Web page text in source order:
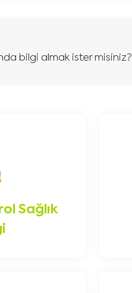
bilgi almak ister misiniz?
Sağlık